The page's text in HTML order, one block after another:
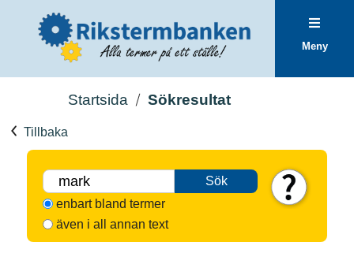
Meny
Startsida Sökresultat
Tillbaka
Sök
enbart bland termer
även i all annan text